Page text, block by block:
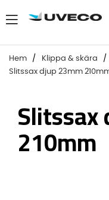
Hem Klippa & skära
Slitssax djup 23mm
Slitssax
210mm